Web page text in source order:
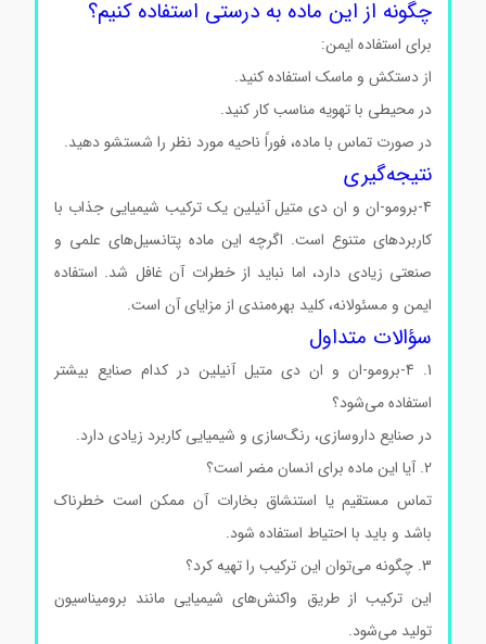
چگونه از این ماده به درستی استفاده کنیم؟
برای استفاده ایمن:
از دستکش و ماسک استفاده کنید.
در محیطی با تهویه مناسب کار کنید.
در صورت تماس با ماده، فوراً ناحیه مورد نظر را شستشو دهید.
نتیجه‌گیری
4-برومو-ان و ان دی متیل آنیلین یک ترکیب شیمیایی جذاب با
کاربردهای متنوع است. اگرچه این ماده پتانسیل‌های علمی و
صنعتی زیادی دارد، اما نباید از خطرات آن غافل شد. استفاده
ایمن و مسئولانه، کلید بهره‌مندی از مزایای آن است.
سؤالات متداول
1. 4-برومو-ان و ان دی متیل آنیلین در کدام صنایع بیشتر
استفاده می‌شود؟
در صنایع داروسازی، رنگ‌سازی و شیمیایی کاربرد زیادی دارد.
تماس مستقیم یا استنشاق بخارات آن ممکن است خطرناک
باشد و باید با احتیاط استفاده شود.
این ترکیب از طریق واکنش‌های شیمیایی مانند برومیناسیون
تولید می‌شود.